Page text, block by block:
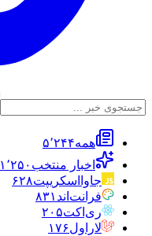
همه۵٬۲۴۴
اخبار منتخب ۱٬۲۵۰
جاوااسکریپت۶۲۸
فرانت‌اند ۸۳۱
ری‌اکت۲۰۵
لاراول۱۷۶